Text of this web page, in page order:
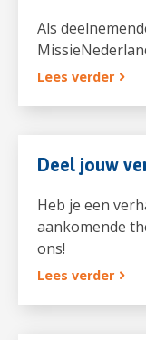
Als
Lees verder
Deel jouw
Heb je een
aankomende
ons!
Lees verder